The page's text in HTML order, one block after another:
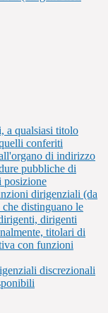
a qualsiasi titolo
conferiti
di indirizzo
pubbliche di
posizione
dirigenziali (da
distinguano le
dirigenti
titolari di
con funzioni
discrezionali